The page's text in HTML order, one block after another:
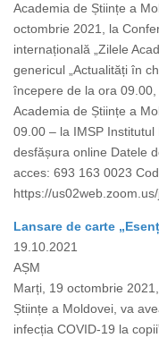
Academia de Științe a
octombrie 2021, la
internațională „Zilele
genericul „Actualități în
începere de la ora
Academia de Științe a
09.00 – la IMSP
desfășura online Datele
acces: 693 163 0023
https://us02web.zoom.us/
Lansare de carte
19.10.2021
AȘM
Marți, 19 octombrie
Științe a Moldovei, va
infecția COVID-19 la